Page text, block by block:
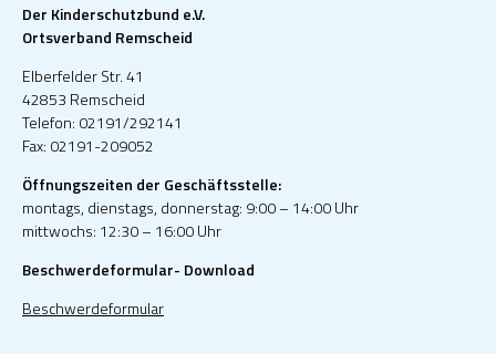
Der Kinderschutzbund e.V.
Ortsverband Remscheid
Elberfelder Str. 41
42853 Remscheid
Telefon: 02191/292141
Fax: 02191-209052
Öffnungszeiten der Geschäftsstelle:
montags, dienstags, donnerstag: 9:00 – 14:00 Uhr
mittwochs: 12:30 – 16:00 Uhr
Beschwerdeformular- Download
Beschwerdeformular